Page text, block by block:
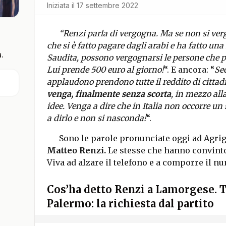
Iniziata il 17 settembre 2022
“Renzi parla di vergogna. Ma se non si
che si è fatto pagare dagli arabi e ha fatto
Saudita, possono vergognarsi le persone
Lui prende 500 euro al giorno!“. E ancora: “
applaudono prendono tutte il reddito di
venga, finalmente senza scorta, in mezzo
idee. Venga a dire che in Italia non occorre
a dirlo e non si nasconda!“.
Sono le parole pronunciate oggi ad
Matteo Renzi.Le stesse che hanno
Viva ad alzare il telefono e a comporre il
Cos’ha detto Renzi a
Palermo: la richiesta dal partito